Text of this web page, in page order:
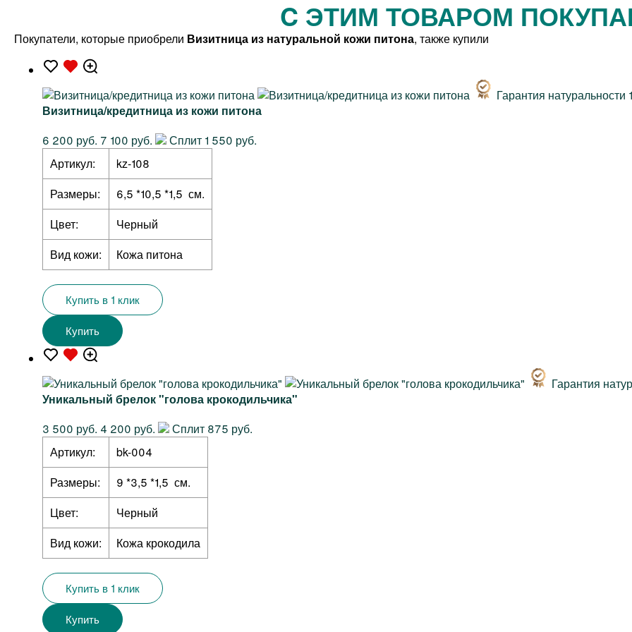
C ЭТИМ ТОВАРОМ
Покупатели, которые приобрели Визитница из натуральной кожи питона, также купили
Гарантия натуральности
Визитница/кредитница из кожи питона
6 200 руб. 7 100 руб.
Сплит 1 550 руб.
Артикул:
kz-108
Размеры:
6,5 *10,5 *1,5 см.
Цвет:
Черный
Вид кожи:
Кожа питона
Купить в 1 клик
Купить
Гарантия
Уникальный брелок "голова крокодильчика"
3 500 руб. 4 200 руб.
Сплит 875 руб.
Артикул:
bk-004
Размеры:
9 *3,5 *1,5 см.
Цвет:
Черный
Вид кожи:
Кожа крокодила
Купить в 1 клик
Купить